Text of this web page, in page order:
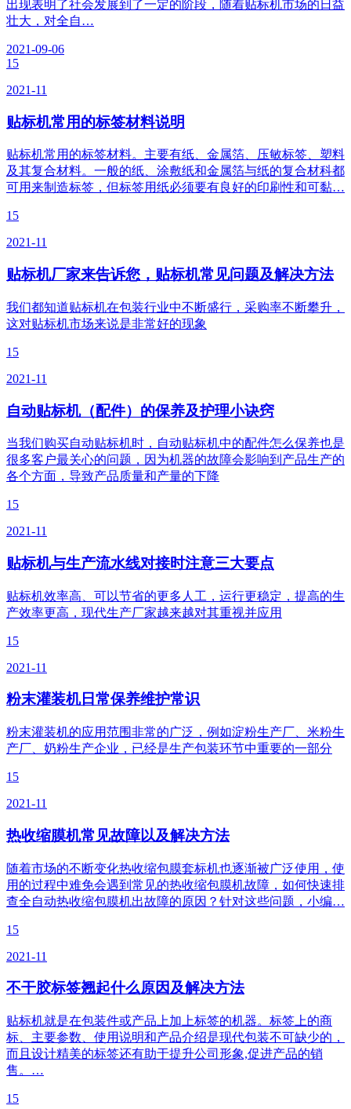
出现表明了社会发展到了一定的阶段，随着贴标机市场的日益
壮大，对全自…
2021-09-06
15
2021-11
贴标机常用的标签材料说明
贴标机常用的标签材料。主要有纸、金属箔、压敏标签、塑料
及其复合材料。一般的纸、涂敷纸和金属箔与纸的复合材科都
可用来制造标签，但标签用纸必须要有良好的印刷性和可黏…
15
2021-11
贴标机厂家来告诉您，贴标机常见问题及解决方法
我们都知道贴标机在包装行业中不断盛行，采购率不断攀升，
这对贴标机市场来说是非常好的现象
15
2021-11
自动贴标机（配件）的保养及护理小诀窍
当我们购买自动贴标机时，自动贴标机中的配件怎么保养也是
很多客户最关心的问题，因为机器的故障会影响到产品生产的
各个方面，导致产品质量和产量的下降
15
2021-11
贴标机与生产流水线对接时注意三大要点
贴标机效率高、可以节省的更多人工，运行更稳定，提高的生
产效率更高，现代生产厂家越来越对其重视并应用
15
2021-11
粉末灌装机日常保养维护常识
粉末灌装机的应用范围非常的广泛，例如淀粉生产厂、米粉生
产厂、奶粉生产企业，已经是生产包装环节中重要的一部分
15
2021-11
热收缩膜机常见故障以及解决方法
随着市场的不断变化热收缩包膜套标机也逐渐被广泛使用，使
用的过程中难免会遇到常见的热收缩包膜机故障，如何快速排
查全自动热收缩包膜机出故障的原因？针对这些问题，小编…
15
2021-11
不干胶标签翘起什么原因及解决方法
贴标机就是在包装件或产品上加上标签的机器。标签上的商
标、主要参数、使用说明和产品介绍是现代包装不可缺少的，
而且设计精美的标签还有助于提升公司形象,促进产品的销
售。…
15